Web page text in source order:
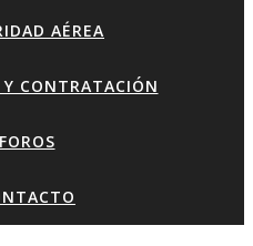
AÉREA
CONTRATACIÓN
FOROS